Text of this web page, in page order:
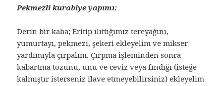
Pekmezli kurabiye yapımı:
Derin bir kaba; Eritip ılıttığımız tereyağını,
yumurtayı, pekmezi, şekeri ekleyelim ve mikser
yardımıyla çırpalım. Çırpma işleminden sonra
kabartma tozunu, unu ve ceviz veya fındığı (isteğe
kalmıştır isterseniz ilave etmeyebilirsiniz) ekleyelim